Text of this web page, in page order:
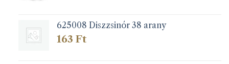
625008 Diszzsinór 38 arany
163 Ft